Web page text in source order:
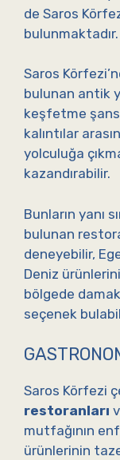
de Saros
bulunmaktadır.
Saros
bulunan antik
keşfetme
kalıntılar
yolculuğa
kazandırabilir.
Bunların yanı
bulunan
deneyebilir,
Deniz
bölgede
seçenek
Saros Körfezi
restoranları
mutfağının
ürünlerinin